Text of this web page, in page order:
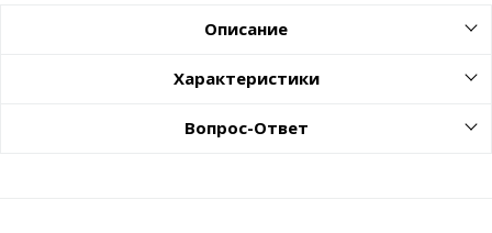
Описание
Характеристики
Вопрос-Ответ